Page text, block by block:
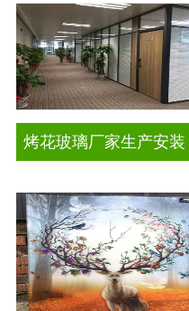
烤花玻璃厂家生产安装